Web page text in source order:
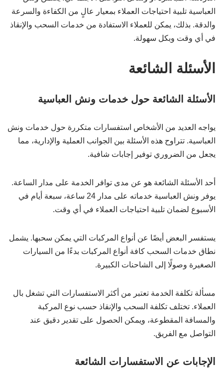
العباسية تلبية احتياجات العملاء بمعيار عالٍ من الكفاءة والسرعة
والدقة. بذلك، يمكن للعملاء الاستفادة من خدمات السحب والإنقاذ
في أي وقت وبكل سهولة.
الأسئلة الشائعة
الأسئلة الشائعة حول خدمات ونش العباسية
يواجه العديد من الأشخاص استفسارات متكررة حول خدمات ونش
العباسية. تتراوح هذه الأسئلة بين الجوانب العملية والإدارية، مما
يجعل من الضروري توفير إجابات شافية.
أحد الأسئلة الشائعة هو عن مدى توافر الخدمة على مدار الساعة.
يوفر ونش العباسية خدماته على مدار 24 ساعة، سبعة أيام في
الأسبوع لضمان تلبية احتياجات العملاء في أي وقت.
يستفسر البعض أيضًا عن أنواع المركبات التي يمكن سحبها. يشمل
نطاق خدمات السحب كافة أنواع المركبات بدءًا من السيارات
الصغيرة وصولًا إلى الشاحنات الكبيرة.
مسألة تكلفة الخدمة تعتبر من أكثر الاستفسارات التي تشغل بال
العملاء. تختلف تكلفة السحب والإنقاذ حسب نوع المركبة
والمسافة المقطوعة، ويمكن الحصول على تقدير دقيق عند
التواصل مع الفريق.
الإجابات عن الاستفسارات الشائعة